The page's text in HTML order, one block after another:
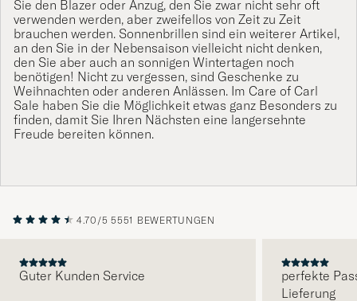
Sie den Blazer oder Anzug, den Sie zwar nicht sehr oft
verwenden werden, aber zweifellos von Zeit zu Zeit
brauchen werden. Sonnenbrillen sind ein weiterer Artikel,
an den Sie in der Nebensaison vielleicht nicht denken,
den Sie aber auch an sonnigen Wintertagen noch
benötigen! Nicht zu vergessen, sind Geschenke zu
Weihnachten oder anderen Anlässen. Im Care of Carl
Sale haben Sie die Möglichkeit etwas ganz Besonders zu
finden, damit Sie Ihren Nächsten eine langersehnte
Freude bereiten können.
4.70/5 5551 BEWERTUNGEN
Guter Kunden Service
perfekte
Lieferung